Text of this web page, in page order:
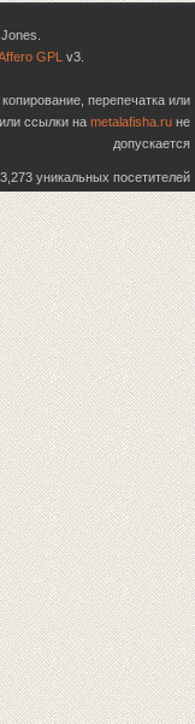
GPL v3.
перепечатка или
ссылки на metalafisha.ru не
допускается
уникальных посетителей